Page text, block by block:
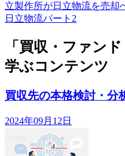
立製作所が日立物流を売却
日立物流パート2
「買収・ファン
学ぶコンテンツ
買収先の本格検討・分
2024年09月12日